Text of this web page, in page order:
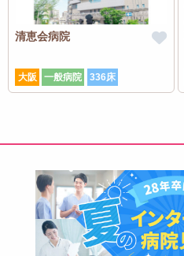
清恵会病院
大阪 一般病院 336床